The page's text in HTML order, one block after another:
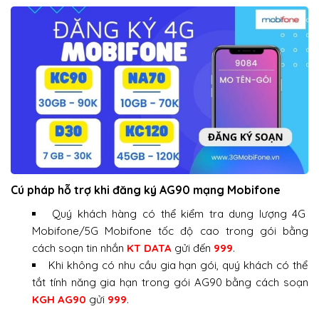
Cú pháp hỗ trợ khi đăng ký AG90 mạng Mobifone
Quý khách hàng có thể kiểm tra dung lượng 4G
Mobifone/5G Mobifone tốc độ cao trong gói bằng
cách soạn tin nhắn KT DATA gửi đến 999.
Khi không có nhu cầu gia hạn gói, quý khách có thể
tắt tính năng gia hạn trong gói AG90 bằng cách soạn
KGH AG90 gửi 999.